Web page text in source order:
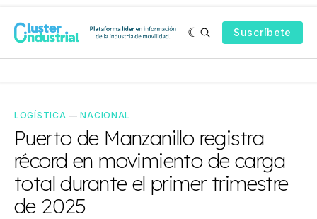
Suscríbete
LOGÍSTICA —NACIONAL
Puerto de Manzanillo registra
récord en movimiento de carga
total durante el primer trimestre
de 2025